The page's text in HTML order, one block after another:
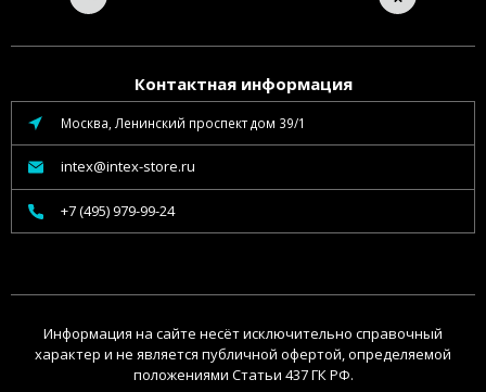
Контактная информация
Москва, Ленинский проспект дом 39/1
intex@intex-store.ru
+7 (495) 979-99-24
Информация на сайте несёт исключительно справочный
характер и не является публичной офертой, определяемой
положениями Статьи 437 ГК РФ.